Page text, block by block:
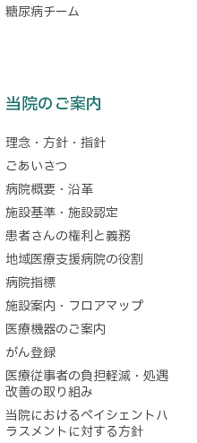
糖尿病チーム
当院のご案内
理念・方針・指針
ごあいさつ
病院概要・沿革
施設基準・施設認定
患者さんの権利と義務
地域医療支援病院の役割
病院指標
施設案内・フロアマップ
医療機器のご案内
がん登録
医療従事者の負担軽減・処遇
改善の取り組み
当院におけるペイシェントハ
ラスメントに対する方針